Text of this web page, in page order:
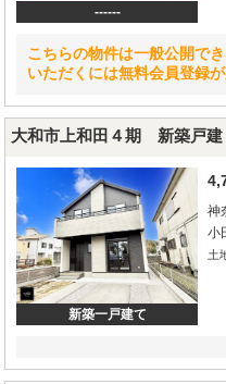
------
こちらの物件は一般公開で
いただくには無料会員登録が
大和市上和田４期 新築戸
新築一戸建て
神
小
土